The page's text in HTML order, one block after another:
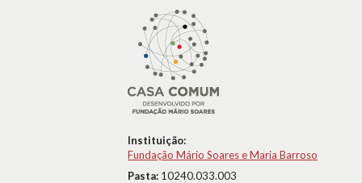
Instituição:
Fundação Mário Soares e Maria Barroso
Pasta: 10240.033.003